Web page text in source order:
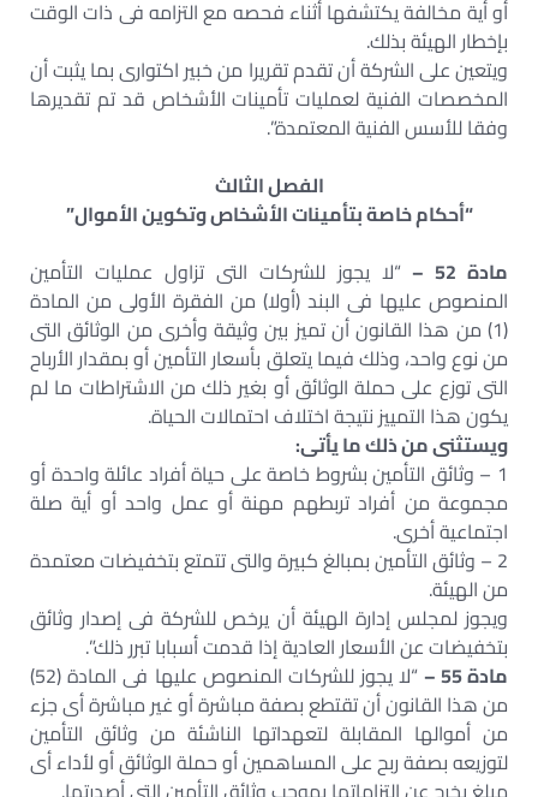
أو أية مخالفة يكتشفها أثناء فحصه مع التزامه فى ذات الوقت
بإخطار الهيئة بذلك.
ويتعين على الشركة أن تقدم تقريرا من خبير اكتوارى بما يثبت أن
المخصصات الفنية لعمليات تأمينات الأشخاص قد تم تقديرها
وفقا للأسس الفنية المعتمدة”.
الفصل الثالث
“أحكام خاصة بتأمينات الأشخاص وتكوين الأموال”
مادة 52 –
“لا يجوز للشركات التى تزاول عمليات التأمين
المنصوص عليها فى البند (أولا) من الفقرة الأولى من المادة
(1) من هذا القانون أن تميز بين وثيقة وأخرى من الوثائق التى
من نوع واحد، وذلك فيما يتعلق بأسعار التأمين أو بمقدار الأرباح
التى توزع على حملة الوثائق أو بغير ذلك من الاشتراطات ما لم
يكون هذا التمييز نتيجة اختلاف احتمالات الحياة.
ويستثنى من ذلك ما يأتى:
1 – وثائق التأمين بشروط خاصة على حياة أفراد عائلة واحدة أو
مجموعة من أفراد تربطهم مهنة أو عمل واحد أو أية صلة
اجتماعية أخرى.
2 – وثائق التأمين بمبالغ كبيرة والتى تتمتع بتخفيضات معتمدة
من الهيئة.
ويجوز لمجلس إدارة الهيئة أن يرخص للشركة فى إصدار وثائق
بتخفيضات عن الأسعار العادية إذا قدمت أسبابا تبرر ذلك”.
مادة 55 –
“لا يجوز للشركات المنصوص عليها فى المادة (52)
من هذا القانون أن تقتطع بصفة مباشرة أو غير مباشرة أى جزء
من أموالها المقابلة لتعهداتها الناشئة من وثائق التأمين
لتوزيعه بصفة ربح على المساهمين أو حملة الوثائق أو لأداء أى